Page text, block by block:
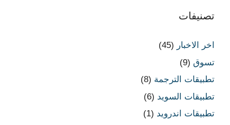
تصنيفات
اخر الاخبار (45)
تسوق (9)
تطبيقات الترجمة (8)
تطبيقات السويد (6)
تطبيقات اندرويد (1)